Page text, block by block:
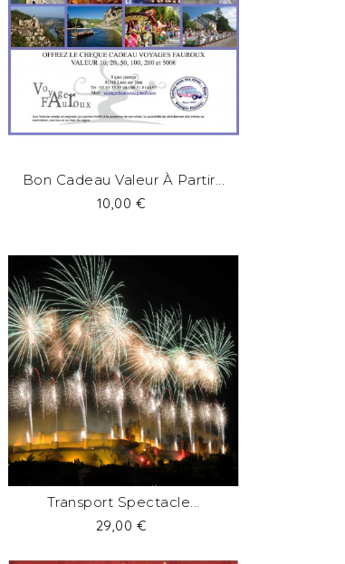
Bon Cadeau Valeur À Partir...
Prix
10,00 €
Transport Spectacle...
Prix
29,00 €